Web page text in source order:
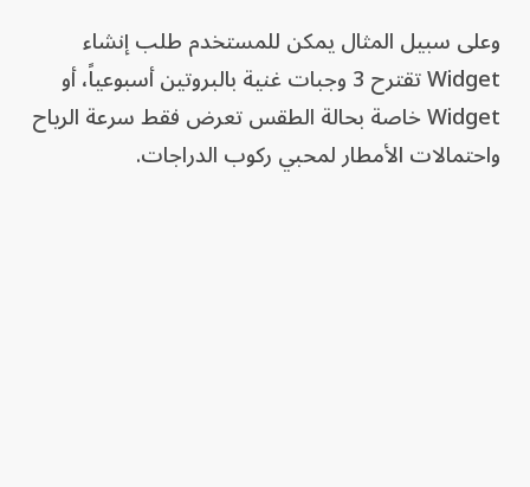
وعلى سبيل المثال يمكن للمستخدم طلب إنشاء
Widget تقترح 3 وجبات غنية بالبروتين أسبوعياً، أو
Widget خاصة بحالة الطقس تعرض فقط سرعة الرياح
واحتمالات الأمطار لمحبي ركوب الدراجات.